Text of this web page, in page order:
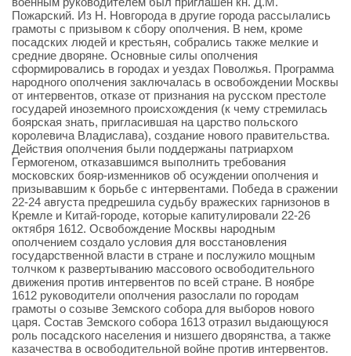
Пожарский. Из Н. Новгорода в другие города рассылались
грамоты с призывом к сбору ополчения. В нем, кроме
посадских людей и крестьян, собрались также мелкие и
средние дворяне. Основные силы ополчения
сформировались в городах и уездах Поволжья. Программа
народного ополчения заключалась в освобождении Москвы
от интервентов, отказе от признания на русском престоле
государей иноземного происхождения (к чему стремилась
боярская знать, пригласившая на царство польского
королевича Владислава), создание нового правительства.
Действия ополчения были поддержаны патриархом
Гермогеном, отказавшимся выполнить требования
московских бояр-изменников об осуждении ополчения и
призывавшим к борьбе с интервентами. Победа в сражении
22-24 августа предрешила судьбу вражеских гарнизонов в
Кремле и Китай-городе, которые капитулировали 22-26
октября 1612. Освобождение Москвы народным
ополчением создало условия для восстановления
государственной власти в стране и послужило мощным
толчком к развертыванию массового освободительного
движения против интервентов по всей стране. В ноябре
1612 руководители ополчения разослали по городам
грамоты о созыве Земского собора для выборов нового
царя. Состав Земского собора 1613 отразил выдающуюся
роль посадского населения и низшего дворянства, а также
казачества в освободительной войне против интервентов.